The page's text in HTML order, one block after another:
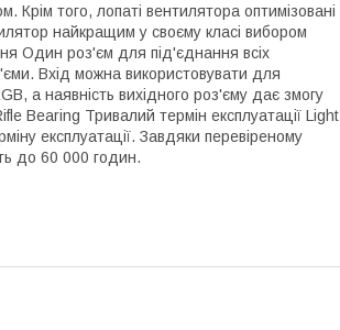
Крім того, лопаті вентилятора оптимізовані
найкращим у своєму класі вибором
Один роз'єм для під'єднання всіх
Вхід можна використовувати для
а наявність вихідного роз'єму дає змогу
Bearing Тривалий термін експлуатації Light
експлуатації. Завдяки перевіреному
до 60 000 годин.